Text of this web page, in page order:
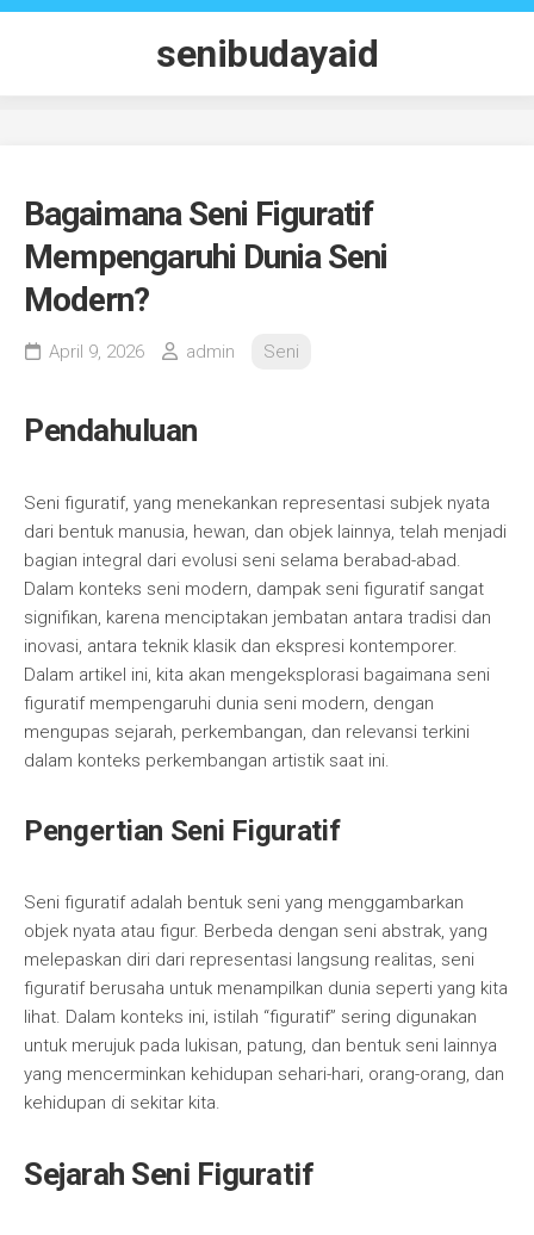
Skip
senibudayaid
Bagaimana Seni Figuratif
Mempengaruhi Dunia Seni
Modern?
April 9, 2026 admin Seni
Pendahuluan
Seni figuratif, yang menekankan representasi subjek nyata
dari bentuk manusia, hewan, dan objek lainnya, telah menjadi
bagian integral dari evolusi seni selama berabad-abad.
Dalam konteks seni modern, dampak seni figuratif sangat
signifikan, karena menciptakan jembatan antara tradisi dan
inovasi, antara teknik klasik dan ekspresi kontemporer.
Dalam artikel ini, kita akan mengeksplorasi bagaimana seni
figuratif mempengaruhi dunia seni modern, dengan
mengupas sejarah, perkembangan, dan relevansi terkini
dalam konteks perkembangan artistik saat ini.
Pengertian Seni Figuratif
Seni figuratif adalah bentuk seni yang menggambarkan
objek nyata atau figur. Berbeda dengan seni abstrak, yang
melepaskan diri dari representasi langsung realitas, seni
figuratif berusaha untuk menampilkan dunia seperti yang kita
lihat. Dalam konteks ini, istilah “figuratif” sering digunakan
untuk merujuk pada lukisan, patung, dan bentuk seni lainnya
yang mencerminkan kehidupan sehari-hari, orang-orang, dan
kehidupan di sekitar kita.
Sejarah Seni Figuratif